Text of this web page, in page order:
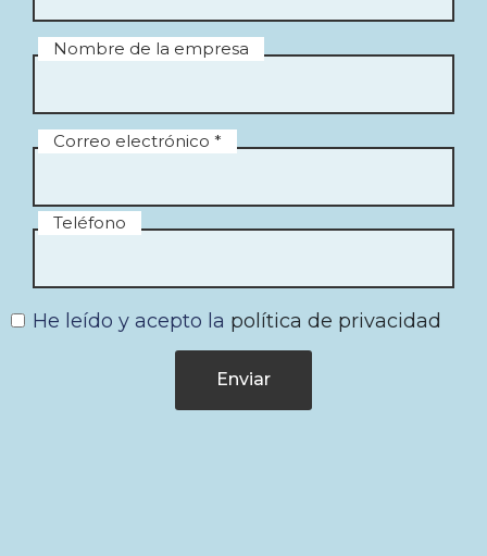
Nombre de la empresa
Correo electrónico *
Teléfono
He leído y acepto la política de privacidad